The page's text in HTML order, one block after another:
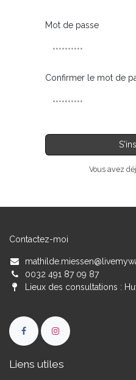
Mot de passe
Confirmer le mot de
Vous avez
Contactez-moi
0032 491 87 09 87
Lieux des consultations :
Liens utiles